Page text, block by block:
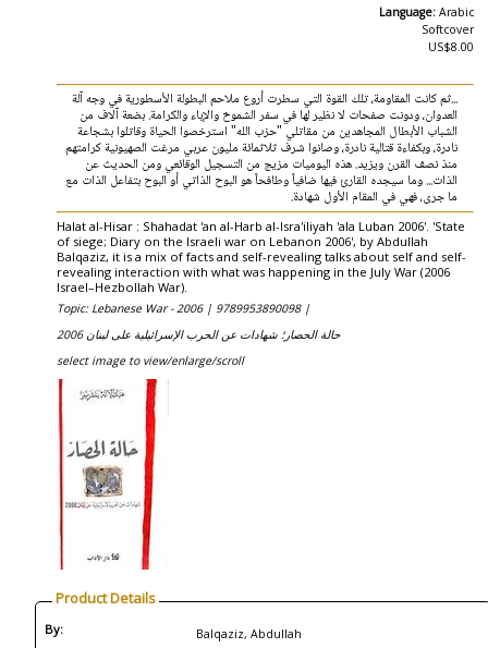
Language: Arabic
Softcover
US$8.00
...ثم كانت المقاومة، تلك القوة التي سطرت أروع ملاحم البطولة الأسطورية في وجه آلة
العدوان، ودونت صفحات لا نظير لها في سفر الشموخ والإباء والكرامة. بضعة آلاف من
الشباب الأبطال المجاهدين من مقاتلي "حزب الله" استرخصوا الحياة وقاتلوا بشجاعة
نادرة، وبكفاءة قتالية نادرة، وصانوا شرف ثلاثمائة مليون عربي مرغت الصهيونية كرامتهم
منذ نصف القرن ويزيد. هذه اليوميات مزيج من التسجيل الوقائعي ومن الحديث عن
الذات... وما سيجده القارئ فيها ضافياً وطافحاً هو البوح الذاتي أو البوح بتفاعل الذات مع
ما جرى، فهي في المقام الأول شهادة.
Halat al-Hisar : Shahadat 'an al-Harb al-Isra'iliyah 'ala Luban 2006'. 'State
of siege; Diary on the Israeli war on Lebanon 2006', by Abdullah
Balqaziz, it is a mix of facts and self-revealing talks about self and self-
revealing interaction with what was happening in the July War (2006
Israel–Hezbollah War).
Topic: Lebanese War - 2006 | 9789953890098 |
حالة الحصار؛ شهادات عن الحرب الإسرائيلية على لبنان 2006
select image to view/enlarge/scroll
Product Details
By: Balqaziz, Abdullah